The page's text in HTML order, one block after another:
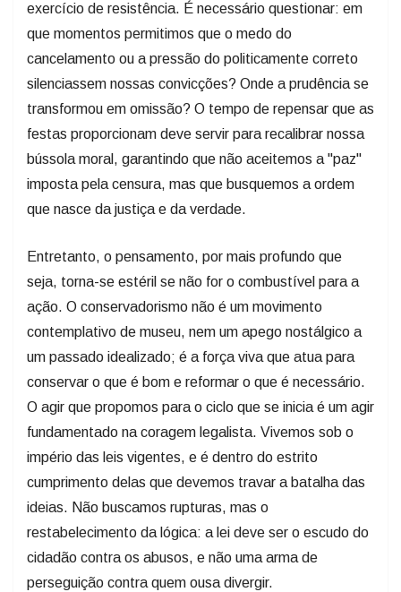
exercício de resistência. É necessário questionar: em
que momentos permitimos que o medo do
cancelamento ou a pressão do politicamente correto
silenciassem nossas convicções? Onde a prudência se
transformou em omissão? O tempo de repensar que as
festas proporcionam deve servir para recalibrar nossa
bússola moral, garantindo que não aceitemos a "paz"
imposta pela censura, mas que busquemos a ordem
que nasce da justiça e da verdade.
Entretanto, o pensamento, por mais profundo que
seja, torna-se estéril se não for o combustível para a
ação. O conservadorismo não é um movimento
contemplativo de museu, nem um apego nostálgico a
um passado idealizado; é a força viva que atua para
conservar o que é bom e reformar o que é necessário.
O agir que propomos para o ciclo que se inicia é um agir
fundamentado na coragem legalista. Vivemos sob o
império das leis vigentes, e é dentro do estrito
cumprimento delas que devemos travar a batalha das
ideias. Não buscamos rupturas, mas o
restabelecimento da lógica: a lei deve ser o escudo do
cidadão contra os abusos, e não uma arma de
perseguição contra quem ousa divergir.